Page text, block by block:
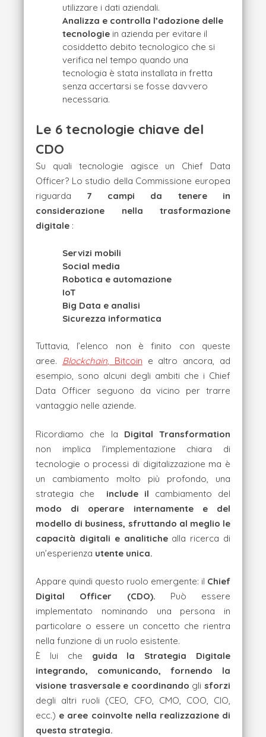
utilizzare i dati aziendali.
Analizza e controlla l’adozione delle
tecnologie in azienda per evitare il
cosiddetto debito tecnologico che si
verifica nel tempo quando una
tecnologia è stata installata in fretta
senza accertarsi se fosse davvero
necessaria.
Le 6 tecnologie chiave del
CDO
Su quali tecnologie agisce un Chief Data
Officer? Lo studio della Commissione europea
riguarda 7 campi da tenere in
considerazione nella trasformazione
digitale :
Servizi mobili
Social media
Robotica e automazione
IoT
Big Data e analisi
Sicurezza informatica
Tuttavia, l’elenco non è finito con queste
aree. Blockchain, Bitcoin e altro ancora, ad
esempio, sono alcuni degli ambiti che i Chief
Data Officer seguono da vicino per trarre
vantaggio nelle aziende.
Ricordiamo che la Digital Transformation
non implica l’implementazione chiara di
tecnologie o processi di digitalizzazione ma è
un cambiamento molto più profondo, una
strategia che
include il cambiamento del
modo di operare internamente e del
modello di business, sfruttando al meglio le
capacità digitali e analitichealla ricerca di
un’esperienza utente unica.
Appare quindi questo ruolo emergente: il Chief
Digital Officer (CDO). Può essere
implementato nominando una persona in
particolare o essere un concetto che rientra
nella funzione di un ruolo esistente.
È lui che guida la Strategia Digitale
integrando, comunicando, fornendo la
visione trasversale e coordinando glisforzi
degli altri ruoli (CEO, CFO, CMO, COO, CIO,
ecc.) e aree coinvolte nella realizzazione di
questa strategia.